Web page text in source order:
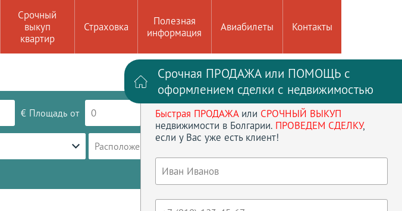
Срочный
выкуп
квартир
Страховка
Полезная
информация
Авиабилеты Контакты
Войти на сайт Регистрация
€ Площадь от до кв.м
Расположение Кол-во спален
Срочная ПРОДАЖА или ПОМОЩЬ с
оформлением сделки с недвижимостью
Быстрая ПРОДАЖАили СРОЧНЫЙ ВЫКУП
недвижимости в Болгарии. ПРОВЕДЕМ СДЕЛКУ,
если у Вас уже есть клиент!